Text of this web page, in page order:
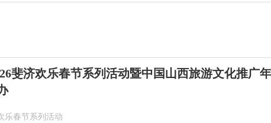
斐济欢乐春节系列活动暨中国山西旅游文化推广
乐春节系列活动